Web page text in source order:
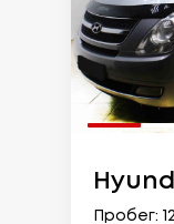
Пробег: